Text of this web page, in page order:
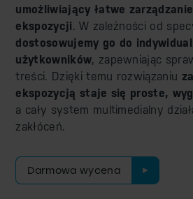
umożliwiający łatwe
ekspozycji. W zależności od
dostosowujemy go do
użytkowników, zapewniając
treści. Dzięki temu rozwiązaniu
ekspozycją staje się proste,
a cały system multimedialny
zakłóceń.
Darmowa wycena